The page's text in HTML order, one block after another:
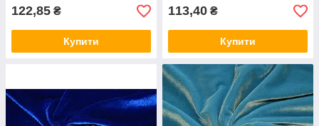
122,85 ₴
Купити
113,40 ₴
Купити